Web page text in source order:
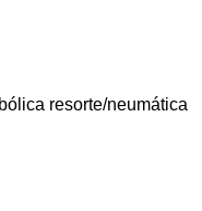
resorte/neumática